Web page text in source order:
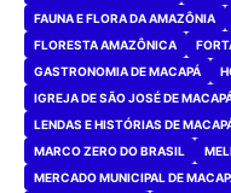
FAUNA E FLORA DA AMAZÔNIA
FLORESTA AMAZÔNICA
GASTRONOMIA DE MACAPÁ
IGREJA DE SÃO JOSÉ DE
LENDAS E HISTÓRIAS DE
MARCO ZERO DO BRASIL
MERCADO MUNICIPAL DE